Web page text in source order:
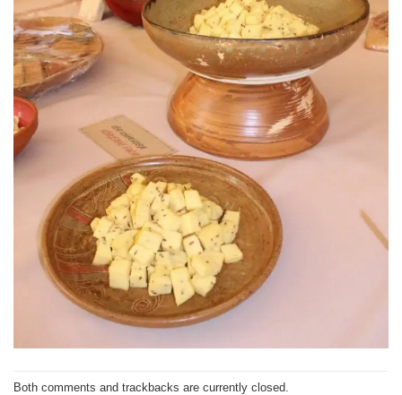
Both comments and trackbacks are currently closed.